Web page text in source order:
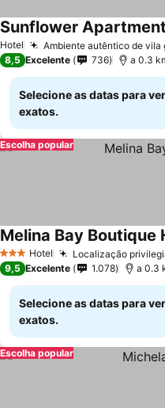
Hotel Ambiente autêntico de vila
Sunflower
8,5 Excelente 736 a 0.3
Selecione as datas para
exatos.
Escolha popular
3 EstrelasHotel Localização
Melina Bay Boutique
9,5 Excelente 1.078 a 0.3
Selecione as datas para
exatos.
Escolha popular